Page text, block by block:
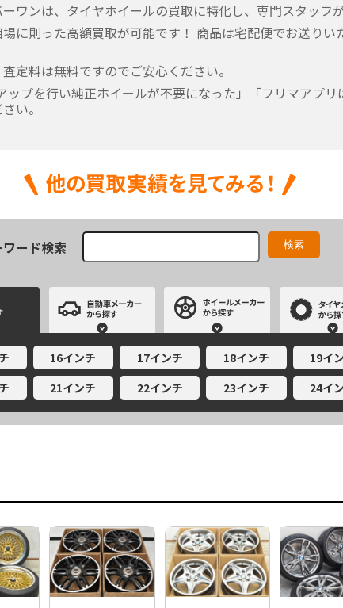
ワンは、タイヤホイールの買取に特化し、専門スタッフ
に則った高額買取が可能です！ 商品は宅配便でお送り
定料は無料ですのでご安心ください。
ップを行い純正ホイールが不要になった」「フリマアプ
い。
ード検索
サイズから探す 自動車メーカーから探す ホイールメー
16インチ 17インチ 18インチ
19イ
21インチ 22インチ 23インチ 24イ